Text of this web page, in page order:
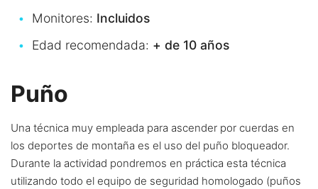
Monitores: Incluidos
Edad recomendada: + de 10 años
Puño
Una técnica muy empleada para ascender por cuerdas en
los deportes de montaña es el uso del puño bloqueador.
Durante la actividad pondremos en práctica esta técnica
utilizando todo el equipo de seguridad homologado (puños